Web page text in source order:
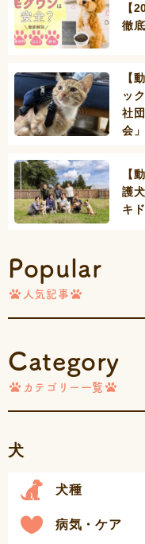
【
徹
【
ッ
社
会
【
護
キ
Popular
人気記事
Category
カテゴリー一覧
犬
犬種
病気・ケア